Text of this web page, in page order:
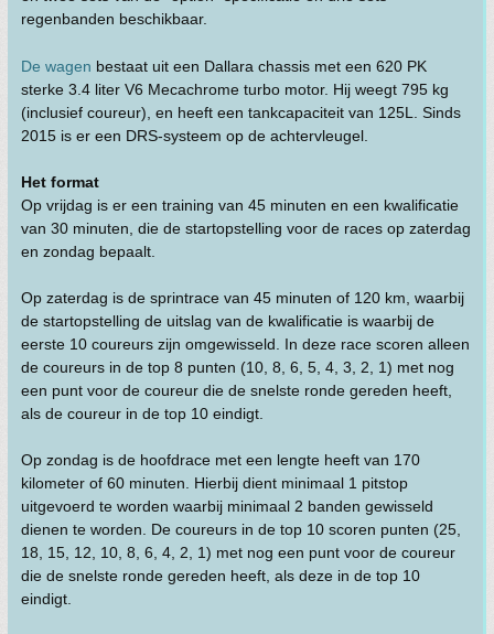
regenbanden beschikbaar.
De wagen bestaat uit een Dallara chassis met een 620 PK
sterke 3.4 liter V6 Mecachrome turbo motor. Hij weegt 795 kg
(inclusief coureur), en heeft een tankcapaciteit van 125L. Sinds
2015 is er een DRS-systeem op de achtervleugel.
Het format
Op vrijdag is er een training van 45 minuten en een kwalificatie
van 30 minuten, die de startopstelling voor de races op zaterdag
en zondag bepaalt.
Op zaterdag is de sprintrace van 45 minuten of 120 km, waarbij
de startopstelling de uitslag van de kwalificatie is waarbij de
eerste 10 coureurs zijn omgewisseld. In deze race scoren alleen
de coureurs in de top 8 punten (10, 8, 6, 5, 4, 3, 2, 1) met nog
een punt voor de coureur die de snelste ronde gereden heeft,
als de coureur in de top 10 eindigt.
Op zondag is de hoofdrace met een lengte heeft van 170
kilometer of 60 minuten. Hierbij dient minimaal 1 pitstop
uitgevoerd te worden waarbij minimaal 2 banden gewisseld
dienen te worden. De coureurs in de top 10 scoren punten (25,
18, 15, 12, 10, 8, 6, 4, 2, 1) met nog een punt voor de coureur
die de snelste ronde gereden heeft, als deze in de top 10
eindigt.